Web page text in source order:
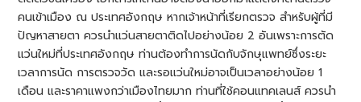
คนเข้าเมือง ณ ประเทศอังกฤษ หากเจ้าหน้าที่เรียกตรวจ สำหรับผู้ที่มี
ปัญหาสายตา ควรนำแว่นสายตาติดไปอย่างน้อย 2 อันเพราะการตัด
แว่นใหม่ที่ประเทศอังกฤษ ท่านต้องทำการนัดกับจักษุแพทย์ซึ่งระยะ
เวลาการนัด การตรวจวัด และรอแว่นใหม่อาจเป็นเวลาอย่างน้อย 1
เดือน และราคาแพงกว่าเมืองไทยมาก ท่านที่ใช้คอนแทคเลนส์ ควรนำ